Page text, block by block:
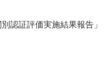
認証評価実施結果報告」